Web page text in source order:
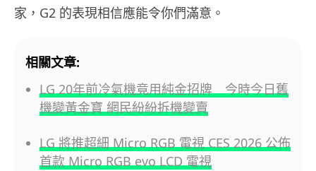
家，G2 的表現相信應能令你們滿意。
相關文章:
LG 20年前冷氣機竟用純金招牌 今時今日舊
機變黃金寶 網民紛紛拆機變賣
LG 將推超細 Micro RGB 電視 CES 2026 公佈
首款 Micro RGB evo LCD 電視